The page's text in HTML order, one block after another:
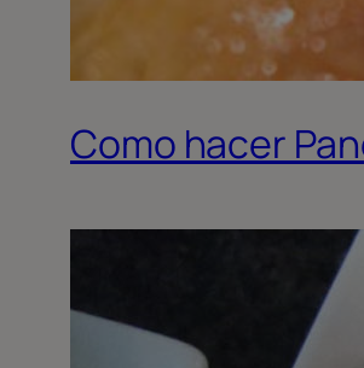
Como hacer